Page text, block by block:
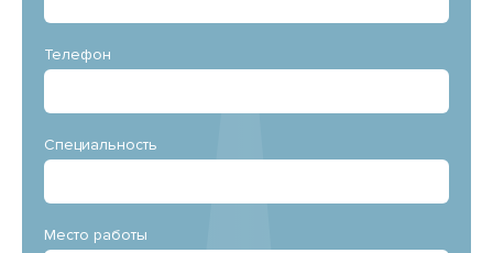
Телефон
Специальность
Место работы